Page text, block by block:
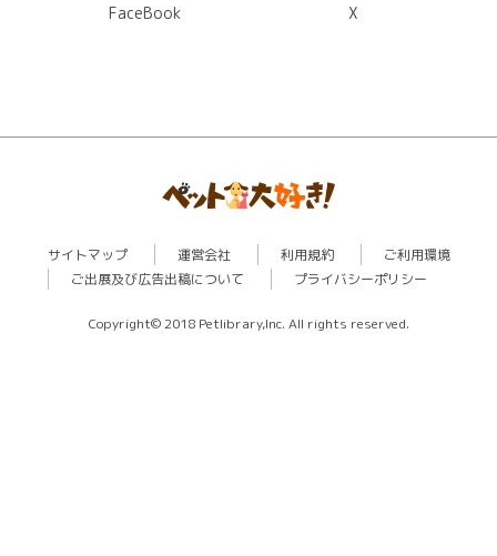
FaceBook
X
サイトマップ 運営会社 利用規約
ご利用環境
ご出展及び広告出稿について
プライバシーポリシー
Copyright© 2018 Petlibrary,Inc. All rights reserved.